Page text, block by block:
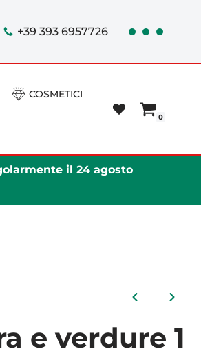
+39 393 6957726
COSMETICI
0
il 24 agosto
e verdure 1